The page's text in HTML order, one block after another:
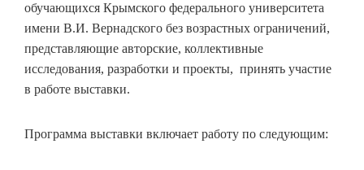
обучающихся Крымского федерального университета
имени В.И. Вернадского без возрастных ограничений,
представляющие авторские, коллективные
исследования, разработки и проекты, принять участие
в работе выставки.
Программа выставки включает работу по следующим: